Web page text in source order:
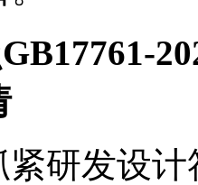
GB17761-
紧研发设计